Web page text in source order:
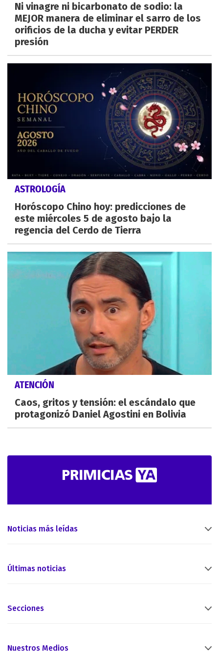
Ni vinagre ni bicarbonato de sodio: la
MEJOR manera de eliminar el sarro de los
orificios de la ducha y evitar PERDER
presión
ASTROLOGÍA
Horóscopo Chino hoy: predicciones de
este miércoles 5 de agosto bajo la
regencia del Cerdo de Tierra
ATENCIÓN
Caos, gritos y tensión: el escándalo que
protagonizó Daniel Agostini en Bolivia
Noticias más leídas
Últimas noticias
Secciones
Nuestros Medios